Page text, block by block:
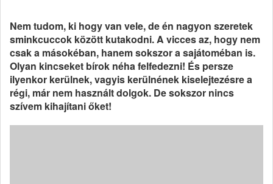
Nem tudom, ki hogy van vele, de én nagyon szeretek
sminkcuccok között kutakodni. A vicces az, hogy nem
csak a másokéban, hanem sokszor a sajátoméban is.
Olyan kincseket bírok néha felfedezni! És persze
ilyenkor kerülnek, vagyis kerülnének kiselejtezésre a
régi, már nem használt dolgok. De sokszor nincs
szívem kihajítani őket!